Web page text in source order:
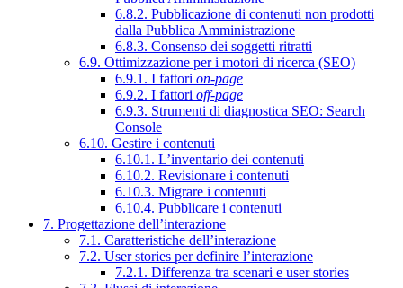
6.8.2. Pubblicazione di contenuti non prodotti
dalla Pubblica Amministrazione
6.8.3. Consenso dei soggetti ritratti
6.9. Ottimizzazione per i motori di ricerca (SEO)
6.9.1. I fattori on-page
6.9.2. I fattori off-page
6.9.3. Strumenti di diagnostica SEO: Search
Console
6.10. Gestire i contenuti
6.10.1. L’inventario dei contenuti
6.10.2. Revisionare i contenuti
6.10.3. Migrare i contenuti
6.10.4. Pubblicare i contenuti
7. Progettazione dell’interazione
7.1. Caratteristiche dell’interazione
7.2. User stories per definire l’interazione
7.2.1. Differenza tra scenari e user stories